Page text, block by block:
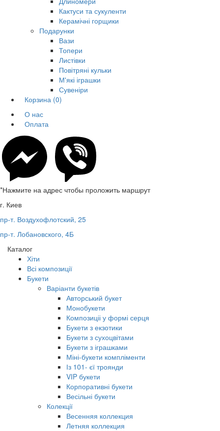
Кактуси та сукуленти
Керамічні горщики
Подарунки
Вази
Топери
Листівки
Повітряні кульки
М'які іграшки
Сувеніри
Корзина (0)
О нас
Оплата
*Нажмите на адрес чтобы проложить маршрут
г. Киев
пр-т. Воздухофлотский, 25
пр-т. Лобановского, 4Б
Каталог
Хіти
Всі композиції
Букети
Варіанти букетів
Авторський букет
Монобукети
Композиціі у формі серця
Букети з екзотики
Букети з сухоцвітами
Букети з іграшками
Міні-букети компліменти
Із 101- єї троянди
VIP букети
Корпоративні букети
Весільні букети
Колекції
Весенняя коллекция
Летняя коллекция